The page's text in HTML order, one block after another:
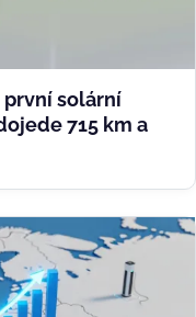
solární
715 km a